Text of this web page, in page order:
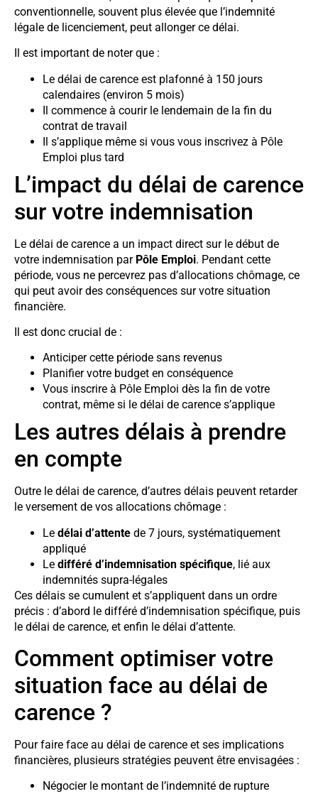
conventionnelle, souvent plus élevée que l’indemnité
légale de licenciement, peut allonger ce délai.
Il est important de noter que :
Le délai de carence est plafonné à 150 jours
calendaires (environ 5 mois)
Il commence à courir le lendemain de la fin du
contrat de travail
Il s’applique même si vous vous inscrivez à Pôle
Emploi plus tard
L’impact du délai de carence
sur votre indemnisation
Le délai de carence a un impact direct sur le début de
votre indemnisation par Pôle Emploi. Pendant cette
période, vous ne percevrez pas d’allocations chômage, ce
qui peut avoir des conséquences sur votre situation
financière.
Il est donc crucial de :
Anticiper cette période sans revenus
Planifier votre budget en conséquence
Vous inscrire à Pôle Emploi dès la fin de votre
contrat, même si le délai de carence s’applique
Les autres délais à prendre
en compte
Outre le délai de carence, d’autres délais peuvent retarder
le versement de vos allocations chômage :
Le délai d’attente de 7 jours, systématiquement
appliqué
Le différé d’indemnisation spécifique, lié aux
indemnités supra-légales
Ces délais se cumulent et s’appliquent dans un ordre
précis : d’abord le différé d’indemnisation spécifique, puis
le délai de carence, et enfin le délai d’attente.
Comment optimiser votre
situation face au délai de
carence ?
Pour faire face au délai de carence et ses implications
financières, plusieurs stratégies peuvent être envisagées :
Négocier le montant de l’indemnité de rupture